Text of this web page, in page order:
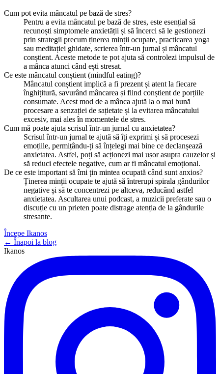
Cum pot evita mâncatul pe bază de stres?
Pentru a evita mâncatul pe bază de stres, este esențial să
recunoști simptomele anxietății și să încerci să le gestionezi
prin strategii precum ținerea minții ocupate, practicarea yoga
sau meditației ghidate, scrierea într-un jurnal și mâncatul
conștient. Aceste metode te pot ajuta să controlezi impulsul de
a mânca atunci când ești stresat.
Ce este mâncatul conștient (mindful eating)?
Mâncatul conștient implică a fi prezent și atent la fiecare
înghițitură, savurând mâncarea și fiind conștient de porțiile
consumate. Acest mod de a mânca ajută la o mai bună
procesare a senzației de sațietate și la evitarea mâncatului
excesiv, mai ales în momentele de stres.
Cum mă poate ajuta scrisul într-un jurnal cu anxietatea?
Scrisul într-un jurnal te ajută să îți exprimi și să procesezi
emoțiile, permițându-ți să înțelegi mai bine ce declanșează
anxietatea. Astfel, poți să acționezi mai ușor asupra cauzelor și
să reduci efectele negative, cum ar fi mâncatul emoțional.
De ce este important să îmi țin mintea ocupată când sunt anxios?
Ținerea minții ocupate te ajută să întrerupi spirala gândurilor
negative și să te concentrezi pe altceva, reducând astfel
anxietatea. Ascultarea unui podcast, a muzicii preferate sau o
discuție cu un prieten poate distrage atenția de la gândurile
stresante.
Începe Ikanos
← Înapoi la blog
Ikanos